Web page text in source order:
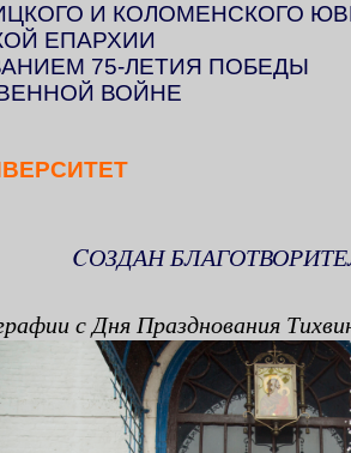
И КОЛОМЕНСКОГО
ЕПАРХИИ
75-ЛЕТИЯ ПОБЕДЫ
ВОЙНЕ
CОЗДАН
с Дня Празднования